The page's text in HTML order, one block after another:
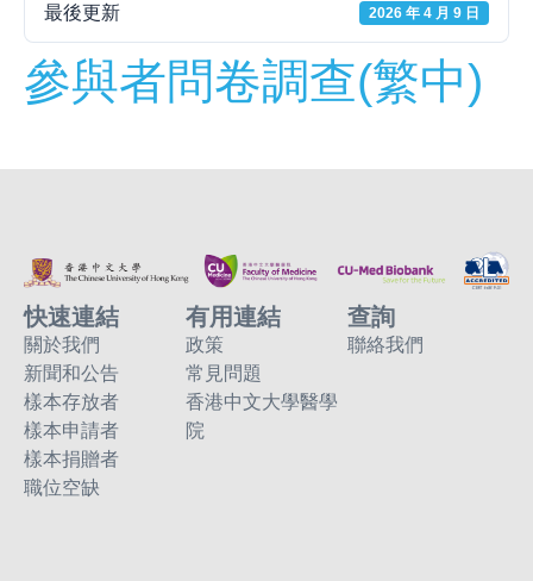
最後更新 2026 年 4 月 9 日
參與者問卷調查(繁中)
快速連結
關於我們
新聞和公告
樣本存放者
樣本申請者
樣本捐贈者
職位空缺
有用連結
政策
常見問題
香港中文大學醫學
院
查詢
聯絡我們